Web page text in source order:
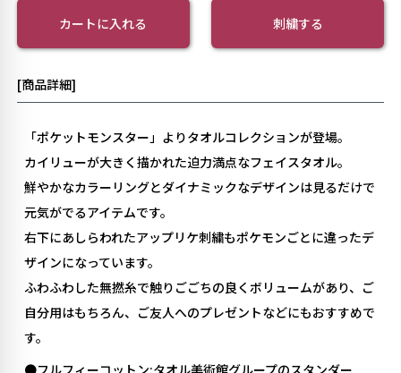
カートに入れる 刺繍する
[商品詳細]
「ポケットモンスター」よりタオルコレクションが登場。
カイリューが大きく描かれた迫力満点なフェイスタオル。
鮮やかなカラーリングとダイナミックなデザインは見るだけで
元気がでるアイテムです。
右下にあしらわれたアップリケ刺繍もポケモンごとに違ったデ
ザインになっています。
ふわふわした無撚糸で触りごごちの良くボリュームがあり、ご
自分用はもちろん、ご友人へのプレゼントなどにもおすすめで
す。
●フルフィーコットン:タオル美術館グループのスタンダー